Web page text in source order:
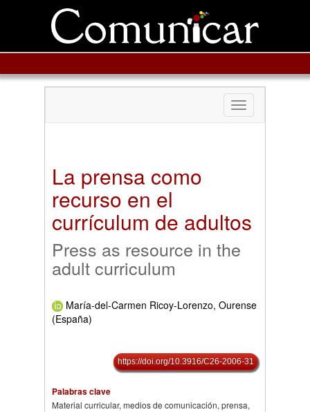
Toggle
navigation
La prensa como
recurso en el
currículum de adultos
Press as resource in the
adult curriculum
María-del-Carmen Ricoy-Lorenzo, Ourense
(España)
https://doi.org/10.3916/C26-2006-31
Palabras clave
Material curricular, medios de comunicación, prensa,